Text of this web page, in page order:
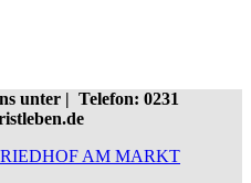
unter | Telefon: 0231